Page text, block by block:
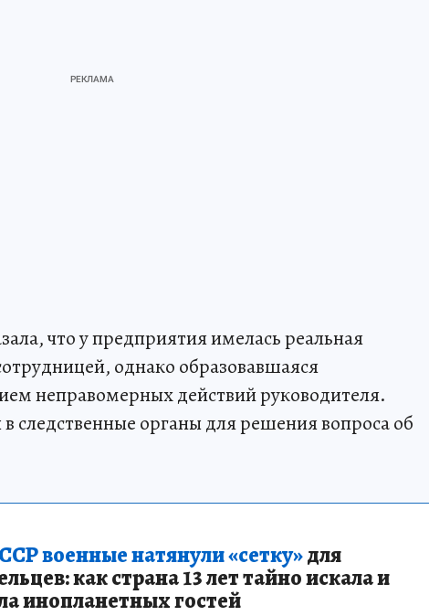
что у предприятия имелась реальная
однако образовавшаяся
неправомерных действий руководителя.
следственные органы для решения вопроса об
военные натянули «сетку»для
как страна 13 лет тайно искала и
инопланетных гостей